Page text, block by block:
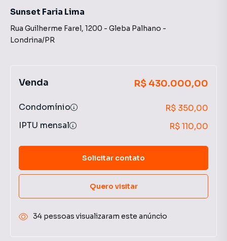
Sunset Faria Lima
Rua Guilherme Farel, 1200 - Gleba Palhano -
Londrina/PR
Venda R$ 430.000,00
Condomínio
R$ 350,00
IPTU mensal
R$ 110,00
Solicitar contato
Quero visitar
34 pessoas visualizaram este anúncio